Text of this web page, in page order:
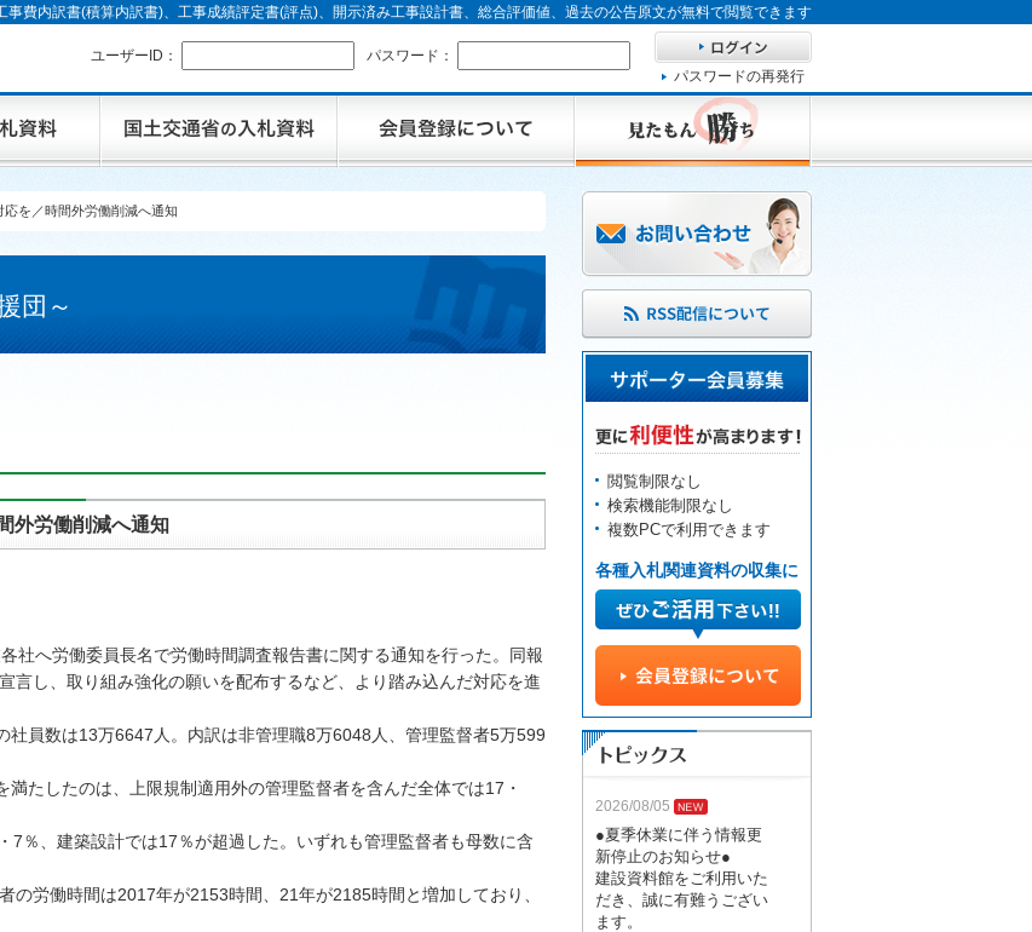
費内訳書(積算内訳書)、工事成績評定書(評点)、開示済み工事設計書、総合評価値、過去の公告原文が無料で閲覧できます
ユーザーID：
パスワード：
パスワードの再発行
を／時間外労働削減へ通知
団～
外労働削減へ通知
社へ労働委員長名で労働時間調査報告書に関する通知を行った。同報
言し、取り組み強化の願いを配布するなど、より踏み込んだ対応を進
員数は13万6647人。内訳は非管理職8万6048人、管理監督者5万599
たしたのは、上限規制適用外の管理監督者を含んだ全体では17・
％、建築設計では17％が超過した。いずれも管理監督者も母数に含
労働時間は2017年が2153時間、21年が2185時間と増加しており、
閲覧制限なし
検索機能制限なし
複数PCで利用できます
各種入札関連資料の収集に
2026/08/05
●夏季休業に伴う情報更
新停止のお知らせ●
建設資料館をご利用いた
だき、誠に有難うござい
ます。